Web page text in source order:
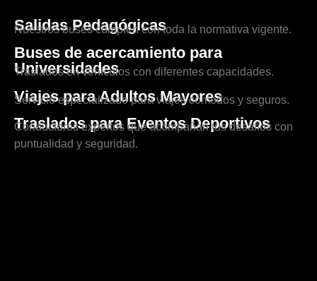
Salidas Pedagógicas
Nuestros buses cumplen con toda la normativa vigente.
Buses de acercamiento para
Universidades
Traslados en vehículos con diferentes capacidades.
Viajes para Adultos Mayores
Servicio especializado para viajes cómodos y seguros.
Traslados para Eventos Deportivos
Conductores expertos que acompañan tus desafíos con
puntualidad y seguridad.